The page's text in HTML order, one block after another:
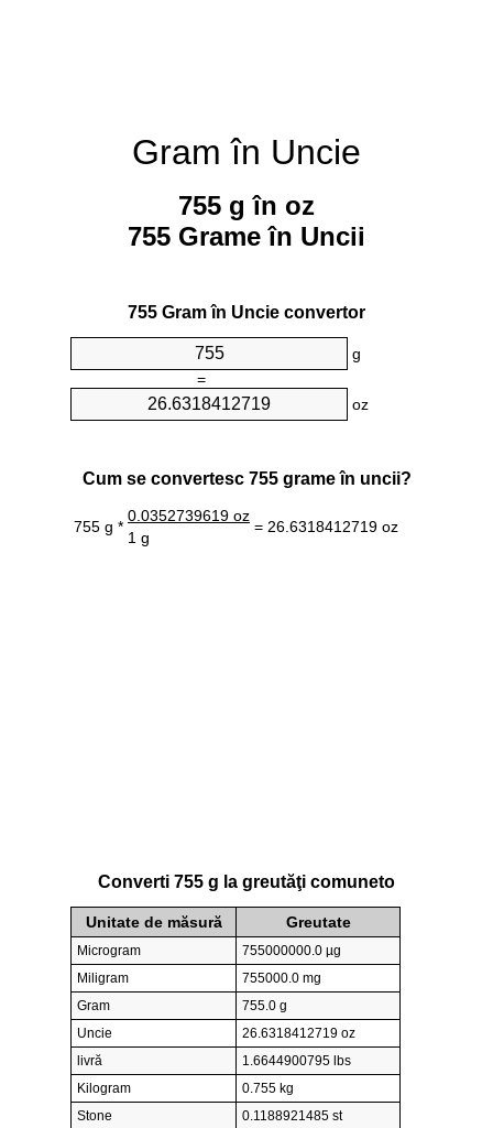
Gram în Uncie
755 g în oz
755 Grame în Uncii
755 Gram în Uncie convertor
g
=
oz
Cum se convertesc 755 grame în uncii?
755 g *
0.0352739619 oz
= 26.6318412719 oz
1 g
Converti 755 g la greutăţi comuneto
Unitate de măsură Greutate
Microgram
755000000.0 µg
Miligram
755000.0 mg
Gram
755.0 g
Uncie
26.6318412719 oz
livră
1.6644900795 lbs
Kilogram
0.755 kg
Stone
0.1188921485 st